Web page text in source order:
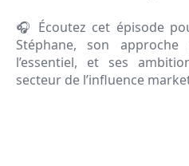
🎧 Écoutez cet épisode
Stéphane, son
l’essentiel, et ses
secteur de l’influence